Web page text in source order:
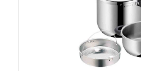
?COCINA MÁS SANO:
Nuestras ollas mantienen
las vitaminas y minerales
Alta calidad: diseño
robusto para un uso
prolongado, fácil